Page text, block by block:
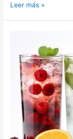
Leer más »
MOLDEARÁN
INNOVACIÓN
INDUSTRIA
BEBIDAS